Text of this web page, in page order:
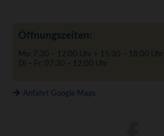
Öffnungszeiten:
Mo: 7:30 – 12:00 Uhr + 15:30 – 18:00 Uhr
Di – Fr: 07:30 – 12:00 Uhr
Anfahrt Google Maps